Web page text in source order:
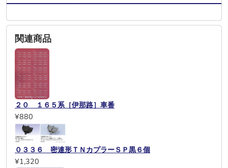
関連商品
２０ １６５系［伊那路］車番
¥880
０３３６ 密連形ＴＮカプラーＳＰ黒６個
¥1,320